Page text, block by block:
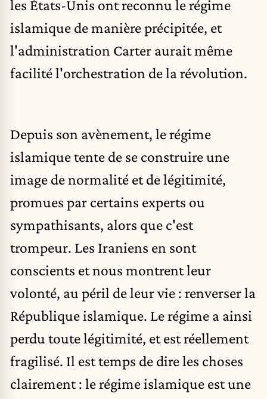
les États-Unis ont reconnu le régime
islamique de manière précipitée, et
l'administration Carter aurait même
facilité l'orchestration de la révolution.
Depuis son avènement, le régime
islamique tente de se construire une
image de normalité et de légitimité,
promues par certains experts ou
sympathisants, alors que c'est
trompeur. Les Iraniens en sont
conscients et nous montrent leur
volonté, au péril de leur vie : renverser la
République islamique. Le régime a ainsi
perdu toute légitimité, et est réellement
fragilisé. Il est temps de dire les choses
clairement : le régime islamique est une